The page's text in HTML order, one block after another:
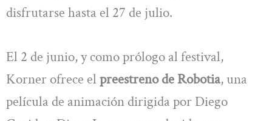
disfrutarse hasta el 27 de julio.
El 2 de junio, y como prólogo al festival,
Korner ofrece el preestreno de Robotia, una
película de animación dirigida por Diego